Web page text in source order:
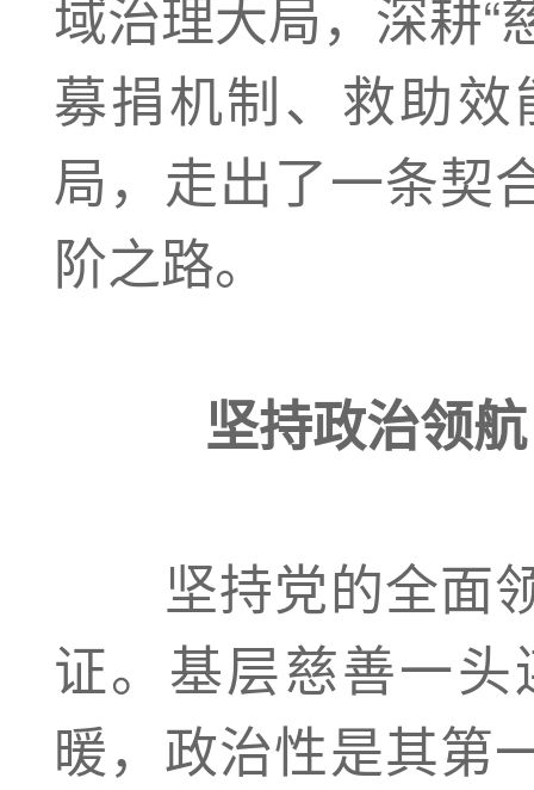
域治理大局，深耕“
募捐机制、救助
局，走出了一条契
阶之路。
坚持政治领
坚持党的全面领
证。基层慈善一
暖，政治性是其第